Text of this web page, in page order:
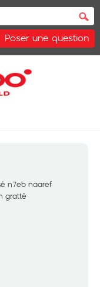
Poser une question
n7eb naaref
gratté